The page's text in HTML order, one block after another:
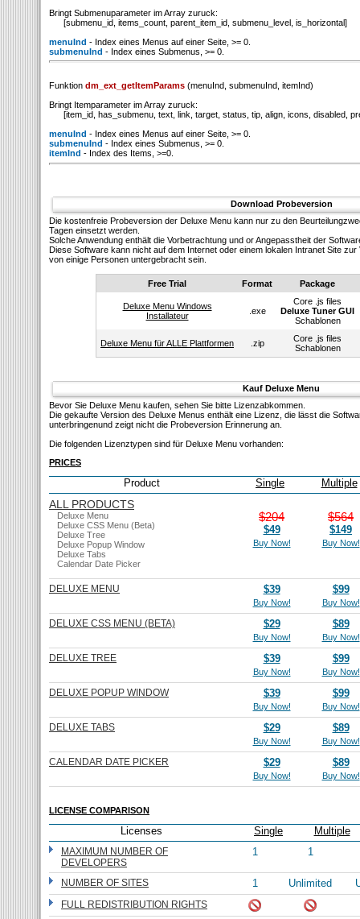
Bringt Submenuparameter im Array zuruck:
[submenu_id, items_count, parent_item_id, submenu_level, is_horizontal]
menuInd - Index eines Menus auf einer Seite, >= 0.
submenuInd - Index eines Submenus, >= 0.
Funktion dm_ext_getItemParams (menuInd, submenuInd, itemInd)
Bringt Itemparameter im Array zuruck:
[item_id, has_submenu, text, link, target, status, tip, align, icons, disabled,
menuInd - Index eines Menus auf einer Seite, >= 0.
submenuInd - Index eines Submenus, >= 0.
itemInd - Index des Items, >=0.
Download Probeversion
Die kostenfreie Probeversion der Deluxe Menu kann nur zu den
Tagen einsetzt werden.
Solсhe Anwendung enthält die Vorbetrachtung und or Angepasstheit der
Diese Software kann nicht auf dem Internet oder einem lokalen Intranet Site
von einige Personen untergebracht sein.
Free Trial Format Package
Deluxe Menu Windows
Installateur
.exe
Core .js files
Deluxe Tuner GUI
Schablonen
Deluxe Menu für ALLE Plattformen .zip
Core .js files
Schablonen
Kauf Deluxe Menu
Bevor Sie Deluxe Menu kaufen, sehen Sie bitte Lizenzabkommen.
Die gekaufte Version des Deluxe Menus enthält eine Lizenz, die lässt die
unterbringenund zeigt nicht die Probeversion Erinnerung an.
Die folgenden Lizenztypen sind für Deluxe Menu vorhanden:
PRICES
Product Single Multiple
ALL PRODUCTS
Deluxe Menu
Deluxe CSS Menu (Beta)
Deluxe Tree
Deluxe Popup Window
Deluxe Tabs
Calendar Date Picker
$204
$49
Buy Now!
$564
$149
Buy Now!
DELUXE MENU $39
Buy Now!
$99
Buy Now!
DELUXE CSS MENU (BETA) $29
Buy Now!
$89
Buy Now!
DELUXE TREE $39
Buy Now!
$99
Buy Now!
DELUXE POPUP WINDOW $39
Buy Now!
$99
Buy Now!
DELUXE TABS $29
Buy Now!
$89
Buy Now!
CALENDAR DATE PICKER $29
Buy Now!
$89
Buy Now!
LICENSE COMPARISON
Licenses Single Multiple
MAXIMUM NUMBER OF
DEVELOPERS
1 1
NUMBER OF SITES 1 Unlimited
FULL REDISTRIBUTION RIGHTS